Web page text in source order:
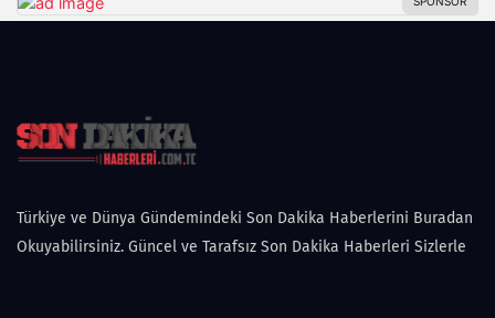
Türkiye ve Dünya Gündemindeki Son Dakika Haberlerini Buradan
Okuyabilirsiniz. Güncel ve Tarafsız Son Dakika Haberleri Sizlerle